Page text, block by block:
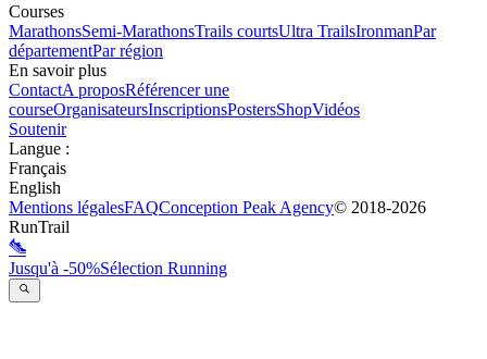
Courses
MarathonsSemi-MarathonsTrails courtsUltra TrailsIronmanPar
départementPar région
En savoir plus
ContactA proposRéférencer une
courseOrganisateursInscriptionsPostersShopVidéos
Soutenir
Langue :
Français
English
Mentions légalesFAQConception Peak Agency© 2018-2026
RunTrail
Jusqu'à -50%Sélection Running